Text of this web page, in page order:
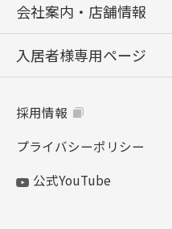
会社案内・店舗情報
入居者様専用ページ
採用情報
プライバシーポリシー
公式YouTube